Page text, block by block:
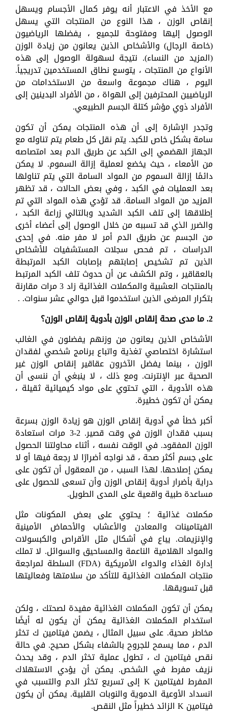
مع الأخذ في الاعتبار أنه يوفر كمال الأجسام ويسهل
إنقاص الوزن ، هذا النوع من المنتجات التي يسهل
الوصول إليها ومفتوحة للجميع ، يفضلها الرياضيون
(خاصة الرجال) والأشخاص الذين يعانون من زيادة الوزن
(المزيد من النساء). نتيجة لسهولة الوصول إلى هذه
الأنواع من المنتجات ، يتوسع نطاق المستخدمين تدريجياً.
اليوم ، هناك مجموعة واسعة من الاستخدامات من
الرياضيين المحترفين إلى الهواة ، من الأفراد البدينين إلى
الأفراد ذوي مؤشر كتلة الجسم الطبيعي.
وتجدر الإشارة إلى أن هذه المنتجات يمكن أن تكون
سامة بشكل خاص للكبد. يتم نقل كل طعام يتم تناوله مع
الجهاز الهضمي إلى الكبد عن طريق الدم بعد امتصاصه
من الأمعاء ، حيث يخضع لعملية إزالة السموم. لا يمكن
دائمًا إزالة السموم من المواد السامة التي يتم تناولها
بعد العمليات في الكبد ، وفي بعض الحالات ، قد تظهر
المزيد من المواد السامة. قد تؤدي هذه المواد التي تم
إطلاقها إلى تلف الكبد الشديد وبالتالي زراعة الكبد ،
والضرر الذي قد تسببه من خلال الوصول إلى أعضاء أخرى
من الجسم عن طريق الدم أمر لا مفر منه. في إحدى
الدراسات ، تم فحص سجلات المستشفيات للأشخاص
الذين تم تشخيص إصابتهم بإصابات الكبد المرتبطة
بالعقاقير ، وتم الكشف عن أن حدوث تلف الكبد المرتبط
بالمنتجات العشبية والمكملات الغذائية زاد 3 مرات مقارنة
بتكرار المرضى الذين استخدموا قبل حوالي عشر سنوات. .
2. ما مدى صحة إنقاص الوزن بأدوية إنقاص الوزن؟
الأشخاص الذين يعانون من وزنهم يفضلون في الغالب
استشارة اختصاصي تغذية واتباع برنامج شخصي لفقدان
الوزن ، بينما يفضل الآخرون عقاقير إنقاص الوزن غير
الصحية عبر الإنترنت. ومع ذلك ، لا ينبغي أن ننسى أن
هذه الأدوية ، التي تحتوي على مواد كيميائية ثقيلة ،
يمكن أن تكون خطيرة.
أكبر خطأ في أدوية إنقاص الوزن هو زيادة الوزن بسرعة
بسبب فقدان الوزن في وقت قصير. 2-3 مرات استعادة
الوزن المفقود. في الوقت نفسه ، أثناء محاولتنا الحصول
على جسم أكثر صحة ، قد نواجه أضرارًا لا رجعة فيها أو لا
يمكن إصلاحها. لهذا السبب ، من المعقول أن تكون على
دراية بأضرار أدوية إنقاص الوزن وأن تسعى للحصول على
مساعدة طبية واقعية على المدى الطويل.
مكملات غذائية ؛ يحتوي على بعض المكونات مثل
الفيتامينات والمعادن والأعشاب والأحماض الأمينية
والإنزيمات. يباع في أشكال مثل الأقراص والكبسولات
والمواد الهلامية الناعمة والمساحيق والسوائل. لا تملك
إدارة الغذاء والدواء الأمريكية (FDA) السلطة لمراجعة
منتجات المكملات الغذائية للتأكد من سلامتها وفعاليتها
قبل تسويقها.
يمكن أن تكون المكملات الغذائية مفيدة لصحتك ، ولكن
استخدام المكملات الغذائية يمكن أن يكون له أيضًا
مخاطر صحية. على سبيل المثال ، يضمن فيتامين ك تخثر
الدم ، مما يسمح للجروح بالشفاء بشكل صحيح. في حالة
نقص فيتامين ك ، تطول عملية تخثر الدم ، وقد يحدث
نزيف مفرط في الشخص. يمكن أن يؤدي الاستهلاك
المفرط لفيتامين K إلى تسريع تخثر الدم والتسبب في
انسداد الأوعية الدموية والنوبات القلبية. يمكن أن يكون
فيتامين K الزائد خطيراً مثل النقص.